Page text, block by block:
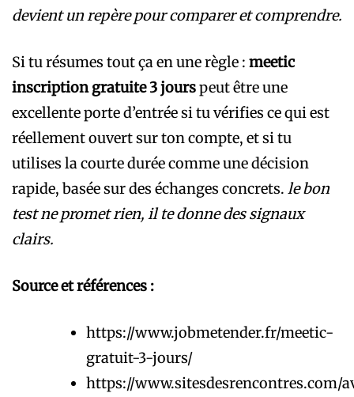
devient un repère pour comparer et comprendre.
Si tu résumes tout ça en une règle : meetic
inscription gratuite 3 jourspeut être une
excellente porte d’entrée si tu vérifies ce qui est
réellement ouvert sur ton compte, et si tu
utilises la courte durée comme une décision
rapide, basée sur des échanges concrets. le bon
test ne promet rien, il te donne des signaux
clairs.
Source et références :
https://www.jobmetender.fr/meetic-
gratuit-3-jours/
https://www.sitesdesrencontres.com/